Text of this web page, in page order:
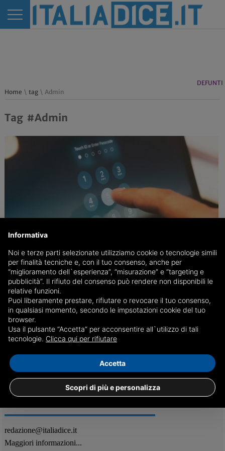
DEFUNTI
Home \ tag\ Admin
Tag #Admin
“Admin” è ufficialmente la regina delle password in
Italia
I dati NordPass per il 2025 registrano una mancanza di sicurezza,
causata dalla scelta di credenziali semplici, che espone troppo spesso
alla cybercriminalità
21/11
redazione@italiadice.it
Maggiori informazioni...
Informativa
Noi e terze parti selezionate utilizziamo cookie o tecnologie simili
per finalità tecniche e, con il tuo consenso, anche per
“miglioramento dell`esperienza”, “misurazione” e “targeting e
pubblicità”. Il rifiuto del consenso può rendere non disponibili le
relative funzioni.
Puoi liberamente prestare, rifiutare o revocare il tuo consenso,
in qualsiasi momento, secondo le impsotazioni cookie del tuo
browser.
Usa il pulsante “Accetta” per acconsentire all`utilizzo di tali
tecnologie. Clicca qui per rifiutare
Scopri di più e personalizza
Accetta